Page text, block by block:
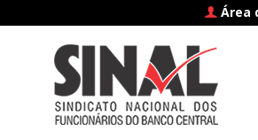
Área